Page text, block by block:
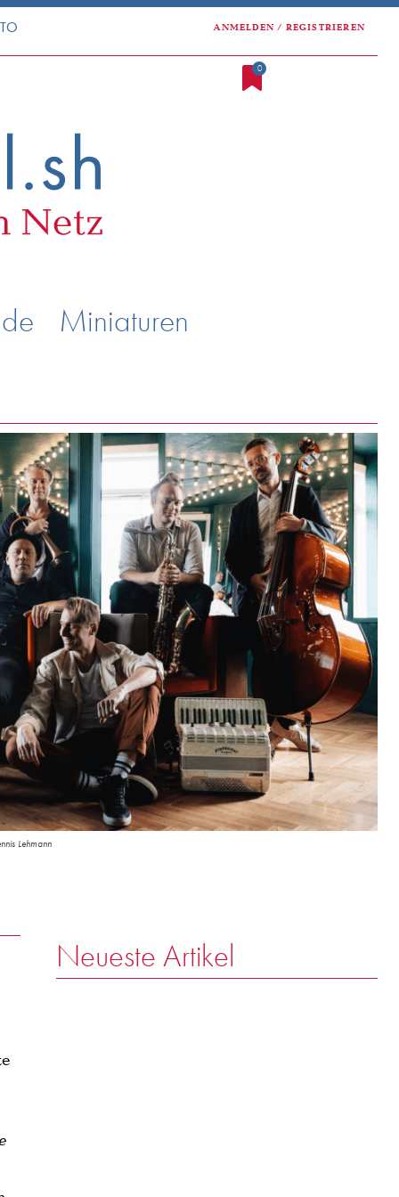
ANMELDEN / REGISTRIEREN
0
Miniaturen
Lehmann
Neueste Artikel